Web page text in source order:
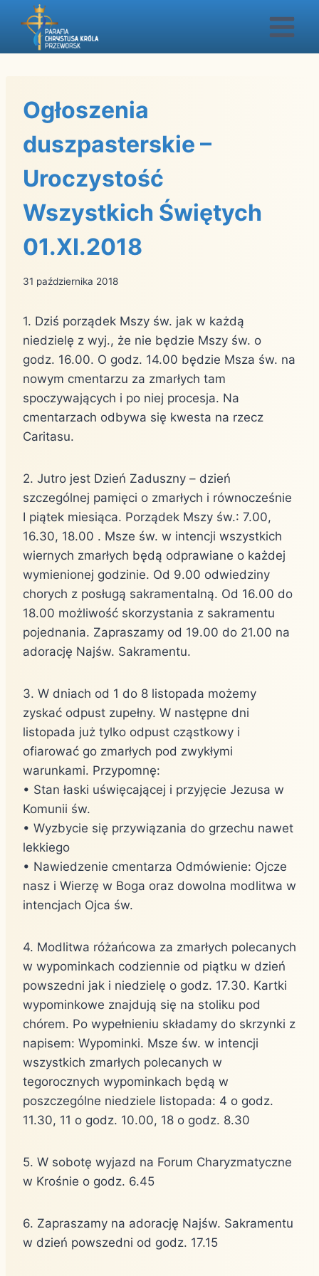
Przejdź
Ogłoszenia
duszpasterskie –
Uroczystość
Wszystkich Świętych
01.XI.2018
31 października 2018
1. Dziś porządek Mszy św. jak w każdą
niedzielę z wyj., że nie będzie Mszy św. o
godz. 16.00. O godz. 14.00 będzie Msza św. na
nowym cmentarzu za zmarłych tam
spoczywających i po niej procesja. Na
cmentarzach odbywa się kwesta na rzecz
Caritasu.
2. Jutro jest Dzień Zaduszny – dzień
szczególnej pamięci o zmarłych i równocześnie
I piątek miesiąca. Porządek Mszy św.: 7.00,
16.30, 18.00 . Msze św. w intencji wszystkich
wiernych zmarłych będą odprawiane o każdej
wymienionej godzinie. Od 9.00 odwiedziny
chorych z posługą sakramentalną. Od 16.00 do
18.00 możliwość skorzystania z sakramentu
pojednania. Zapraszamy od 19.00 do 21.00 na
adorację Najśw. Sakramentu.
3. W dniach od 1 do 8 listopada możemy
zyskać odpust zupełny. W następne dni
listopada już tylko odpust cząstkowy i
ofiarować go zmarłych pod zwykłymi
warunkami. Przypomnę:
• Stan łaski uświęcającej i przyjęcie Jezusa w
Komunii św.
• Wyzbycie się przywiązania do grzechu nawet
lekkiego
• Nawiedzenie cmentarza Odmówienie: Ojcze
nasz i Wierzę w Boga oraz dowolna modlitwa w
intencjach Ojca św.
4. Modlitwa różańcowa za zmarłych polecanych
w wypominkach codziennie od piątku w dzień
powszedni jak i niedzielę o godz. 17.30. Kartki
wypominkowe znajdują się na stoliku pod
chórem. Po wypełnieniu składamy do skrzynki z
napisem: Wypominki. Msze św. w intencji
wszystkich zmarłych polecanych w
tegorocznych wypominkach będą w
poszczególne niedziele listopada: 4 o godz.
11.30, 11 o godz. 10.00, 18 o godz. 8.30
5. W sobotę wyjazd na Forum Charyzmatyczne
w Krośnie o godz. 6.45
6. Zapraszamy na adorację Najśw. Sakramentu
w dzień powszedni od godz. 17.15